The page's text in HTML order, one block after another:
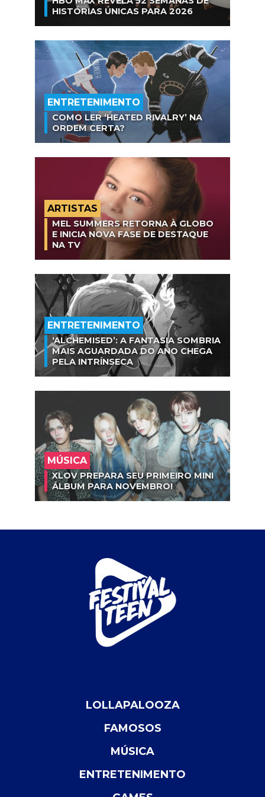
HISTÓRIAS ÚNICAS PARA 2026
ENTRETENIMENTO
COMO LER ‘HEATED RIVALRY’ NA
ORDEM CERTA?
ARTISTAS
MEL SUMMERS RETORNA À GLOBO
E INICIA NOVA FASE DE DESTAQUE
NA TV
ENTRETENIMENTO
‘ALCHEMISED’: A FANTASIA SOMBRIA
MAIS AGUARDADA DO ANO CHEGA
PELA INTRÍNSECA
MÚSICA
XLOV PREPARA SEU PRIMEIRO MINI
ÁLBUM PARA NOVEMBRO!
LOLLAPALOOZA
FAMOSOS
MÚSICA
ENTRETENIMENTO